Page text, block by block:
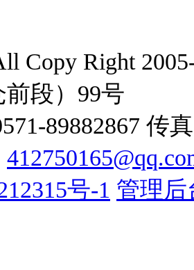
Copy Right
段）99号
89882867 传
号-1 管理后